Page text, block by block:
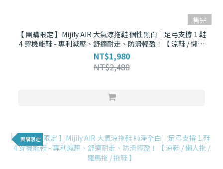
售完
【 團購限定 】Mijily AIR 大氣涼拖鞋 個性黑白｜足弓支撐 1 鞋
4 穿機能鞋 - 專利減壓、舒適耐走、防滑輕盈！【 涼鞋 / 懶人
拖 / 羅馬拖 / 拖鞋 】
NT$1,980
NT$2,480
團購限定